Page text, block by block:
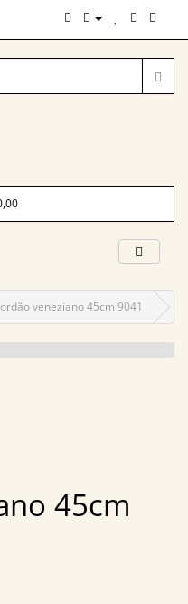
veneziano 45cm 9041
45cm